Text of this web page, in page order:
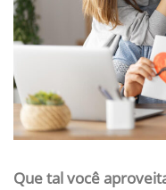
Que tal você